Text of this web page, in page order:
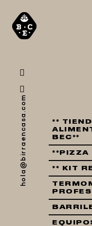
hola@birraencasa.com
**
BEC**
**PIZZA
** KIT